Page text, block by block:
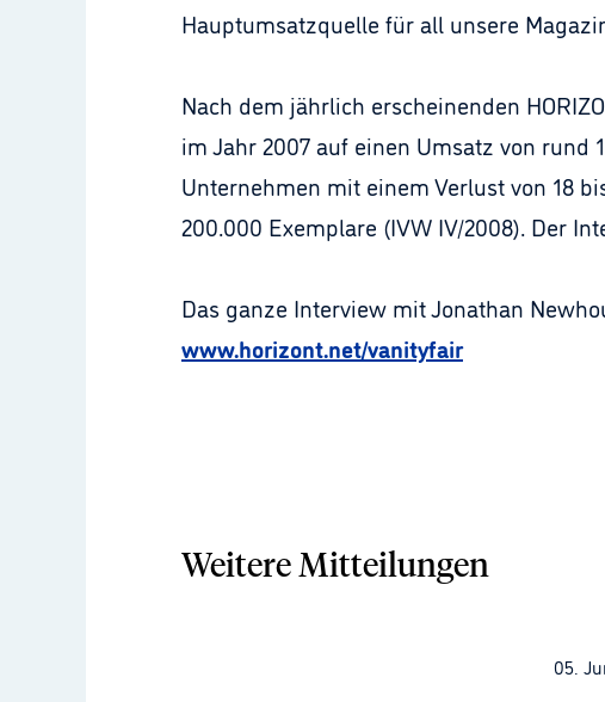
Hauptumsatzquelle für all unsere
Nach dem jährlich erscheinenden
im Jahr 2007 auf einen Umsatz von rund
Unternehmen mit einem Verlust von 18
200.000 Exemplare (IVW IV/2008). Der
Das ganze Interview mit Jonathan
www.horizont.net/vanityfair
Weitere Mitteilungen
05.